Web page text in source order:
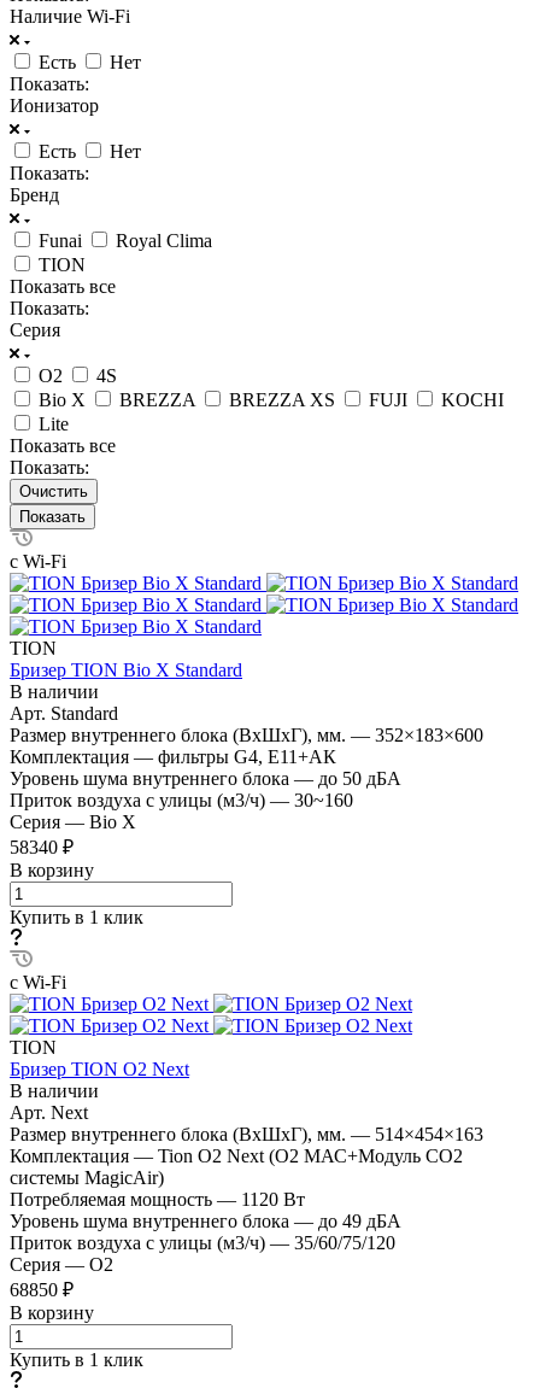
Наличие Wi-Fi
Есть
Нет
Показать:
Ионизатор
Есть
Нет
Показать:
Бренд
Funai
Royal Clima
TION
Показать все
Показать:
Серия
O2
4S
Bio X
BREZZA BREZZA XS FUJI
KOCHI
Lite
Показать все
Показать:
Очистить
с Wi-Fi
TION
Бризер TION Bio X Standard
В наличии
Арт. Standard
Размер внутреннего блока (ВхШхГ), мм. — 352×183×600
Комплектация — фильтры G4, E11+АК
Уровень шума внутреннего блока — до 50 дБА
Приток воздуха с улицы (м3/ч) — 30~160
Серия — Bio X
58340 ₽
В корзину
Купить в 1 клик
с Wi-Fi
TION
Бризер TION O2 Next
В наличии
Арт. Next
Размер внутреннего блока (ВхШхГ), мм. — 514×454×163
Комплектация — Tion O2 Next (O2 МАС+Модуль CO2
системы MagicAir)
Потребляемая мощность — 1120 Вт
Уровень шума внутреннего блока — до 49 дБА
Приток воздуха с улицы (м3/ч) — 35/60/75/120
Серия — O2
68850 ₽
В корзину
Купить в 1 клик